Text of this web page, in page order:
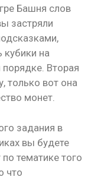
Башня слов
застряли
на
Вторая
только вот она
монет.
задания в
вы будете
тематике того
что